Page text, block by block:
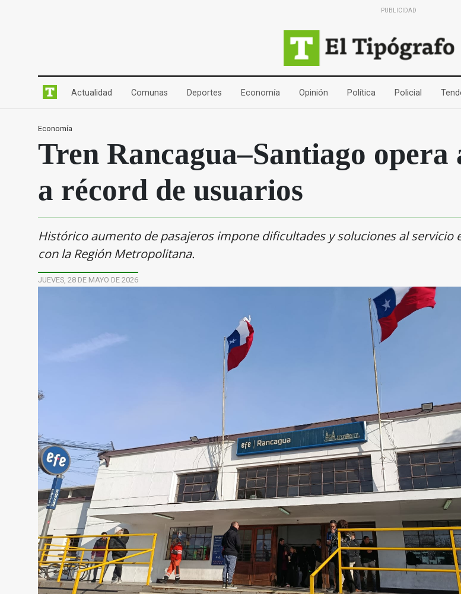
PUBLICIDAD
Actualidad (current)Comunas (current)Deportes (current)Economía (current)Opinión (current)Política (current)Policial (current)
Economía
Tren Rancagua–Santiago opera
a récord de usuarios
Histórico aumento de pasajeros impone dificultades y soluciones al servicio
con la Región Metropolitana.
JUEVES, 28 DE MAYO DE 2026